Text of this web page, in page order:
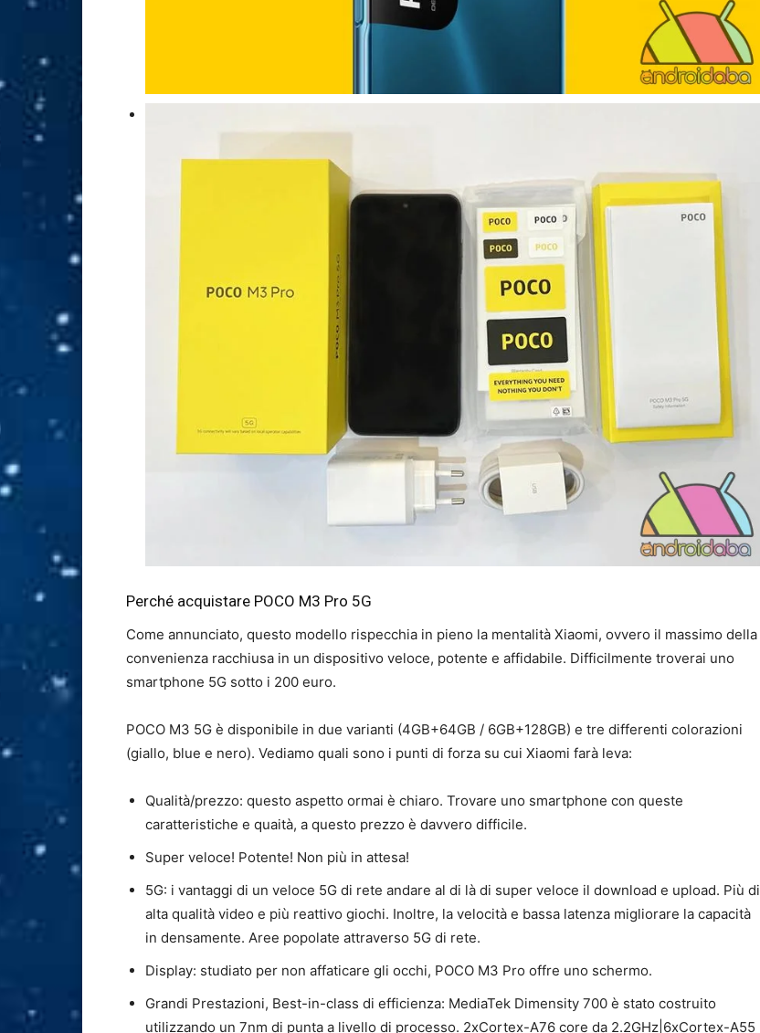
Perché acquistare POCO M3 Pro 5G
Come annunciato, questo modello rispecchia in pieno la mentalità Xiaomi, ovvero il massimo della
convenienza racchiusa in un dispositivo veloce, potente e affidabile. Difficilmente troverai uno
smartphone 5G sotto i 200 euro.
POCO M3 5G è disponibile in due varianti (4GB+64GB / 6GB+128GB) e tre differenti colorazioni
(giallo, blue e nero). Vediamo quali sono i punti di forza su cui Xiaomi farà leva:
Qualità/prezzo: questo aspetto ormai è chiaro. Trovare uno smartphone con queste
caratteristiche e quaità, a questo prezzo è davvero difficile.
Super veloce! Potente! Non più in attesa!
5G: i vantaggi di un veloce 5G di rete andare al di là di super veloce il download e upload. Più di
alta qualità video e più reattivo giochi. Inoltre, la velocità e bassa latenza migliorare la capacità
in densamente. Aree popolate attraverso 5G di rete.
Display: studiato per non affaticare gli occhi, POCO M3 Pro offre uno schermo.
Grandi Prestazioni, Best-in-class di efficienza: MediaTek Dimensity 700 è stato costruito
utilizzando un 7nm di punta a livello di processo. 2xCortex-A76 core da 2.2GHz|6xCortex-A55